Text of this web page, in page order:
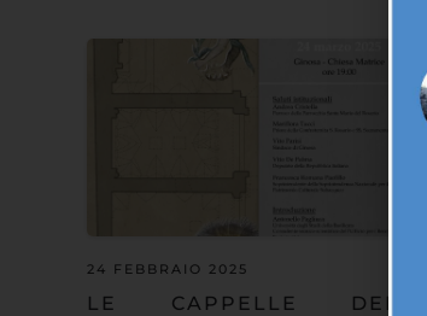
24 FEBBRAIO 2025
LE CAPPELLE DELLA